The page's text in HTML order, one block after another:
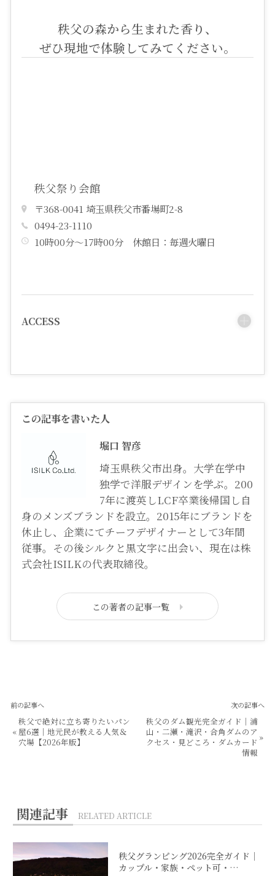
秩父の森から生まれた香り、
ぜひ現地で体験してみてください。
秩父祭り会館
〒368-0041 埼玉県秩父市番場町2-8
0494-23-1110
10時00分～17時00分 休館日：毎週火曜日
ACCESS
この記事を書いた人
堀口 智彦
埼玉県秩父市出身。大学在学中
独学で洋服デザインを学ぶ。200
7年に渡英しLCF卒業後帰国し自
身のメンズブランドを設立。2015年にブランドを
休止し、企業にてチーフデザイナーとして3年間
従事。その後シルクと黒文字に出会い、現在は株
式会社ISILKの代表取締役。
この著者の記事一覧
前の記事へ
«
秩父で絶対に立ち寄りたいパン
屋6選｜地元民が教える人気＆
穴場【2026年版】
次の記事へ
秩父のダム観光完全ガイド｜浦
山・二瀬・滝沢・合角ダムのア
クセス・見どころ・ダムカード
情報
»
関連記事 RELATED ARTICLE
秩父グランピング2026完全ガイド｜
カップル・家族・ペット可・…